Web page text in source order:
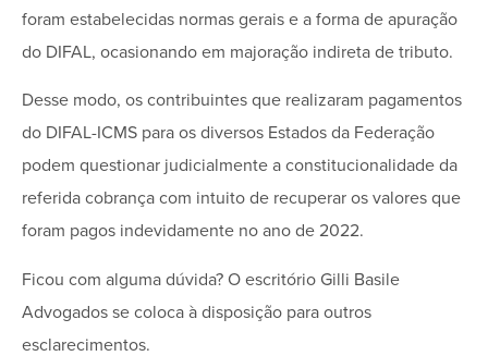
foram estabelecidas normas gerais e a forma de apuração
do DIFAL, ocasionando em majoração indireta de tributo.
Desse modo, os contribuintes que realizaram pagamentos
do DIFAL-ICMS para os diversos Estados da Federação
podem questionar judicialmente a constitucionalidade da
referida cobrança com intuito de recuperar os valores que
foram pagos indevidamente no ano de 2022.
Ficou com alguma dúvida? O escritório Gilli Basile
Advogados se coloca à disposição para outros
esclarecimentos.